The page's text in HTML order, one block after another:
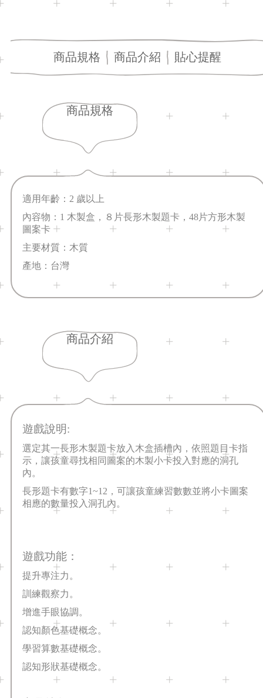
商品規格 商品介紹 貼心提醒
商品規格
適用年齡：2 歲以上
內容物：1 木製盒，８片長形木製題卡，48片方形木製
圖案卡
主要材質：木質
產地：台灣
商品介紹
遊戲說明:
選定其一長形木製題卡放入木盒插槽內 ， 依照題目卡指
示，讓孩童尋找相同圖案的木製小卡投入對應的洞孔
內。
長形題卡有數字1~12 ，可讓孩童練習數數並將小卡圖案
相應的數量投入洞孔內。
遊戲功能：
提升專注力。
訓練觀察力。
增進手眼協調。
認知顏色基礎概念。
學習算數基礎概念。
認知形狀基礎概念。